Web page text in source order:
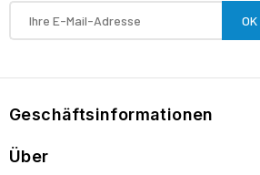
Geschäftsinformationen
Über